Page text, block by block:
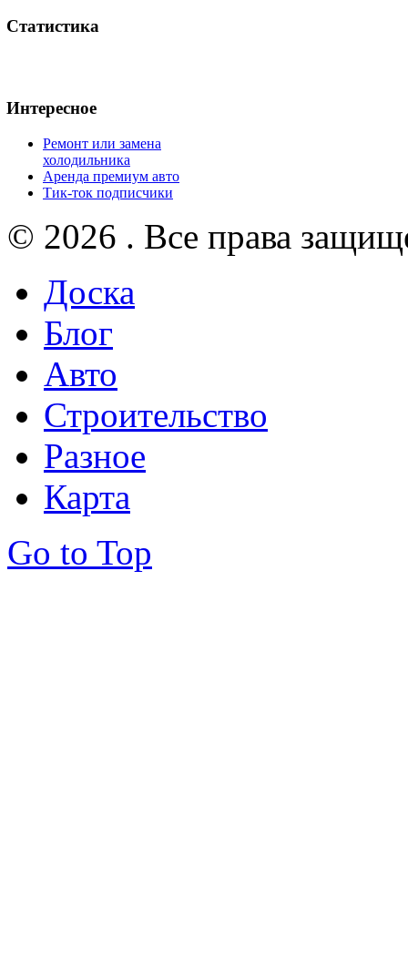
Статистика
Интересное
Ремонт или замена
холодильника
Аренда премиум авто
Тик-ток подписчики
© 2026 . Все права
Доска
Блог
Авто
Строительство
Разное
Карта
Go to Top